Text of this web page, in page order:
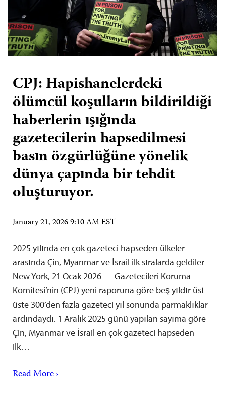
CPJ: Hapishanelerdeki
ölümcül koşulların bildirildiği
haberlerin ışığında
gazetecilerin hapsedilmesi
basın özgürlüğüne yönelik
dünya çapında bir tehdit
oluşturuyor.
January 21, 2026 9:10 AM EST
2025 yılında en çok gazeteci hapseden ülkeler
arasında Çin, Myanmar ve İsrail ilk sıralarda geldiler
New York, 21 Ocak 2026 — Gazetecileri Koruma
Komitesi’nin (CPJ) yeni raporuna göre beş yıldır üst
üste 300’den fazla gazeteci yıl sonunda parmaklıklar
ardındaydı. 1 Aralık 2025 günü yapılan sayıma göre
Çin, Myanmar ve İsrail en çok gazeteci hapseden
ilk…
Read More ›